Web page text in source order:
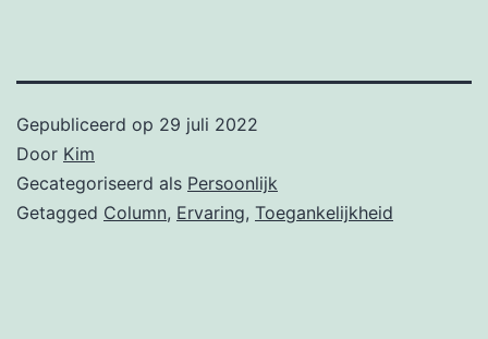
Gepubliceerd op 29 juli 2022
Door Kim
Gecategoriseerd als Persoonlijk
Getagged Column, Ervaring, Toegankelijkheid